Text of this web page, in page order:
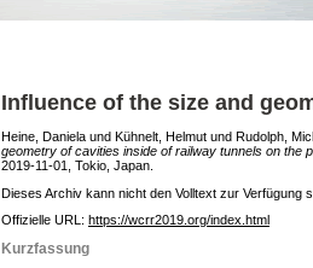
Influence of the size and
Heine, Daniela und Kühnelt, Helmut und Rudolph,
geometry of cavities inside of railway tunnels on the
2019-11-01, Tokio, Japan.
Dieses Archiv kann nicht den Volltext zur Verfügung
Offizielle URL: https://wcrr2019.org/index.html
Kurzfassung